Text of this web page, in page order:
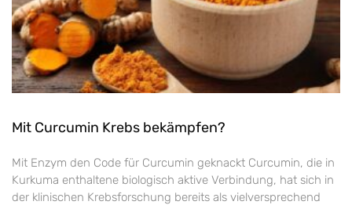
Mit Curcumin Krebs bekämpfen?
Mit Enzym den Code für Curcumin geknackt Curcumin, die in
Kurkuma enthaltene biologisch aktive Verbindung, hat sich in
der klinischen Krebsforschung bereits als vielversprechend